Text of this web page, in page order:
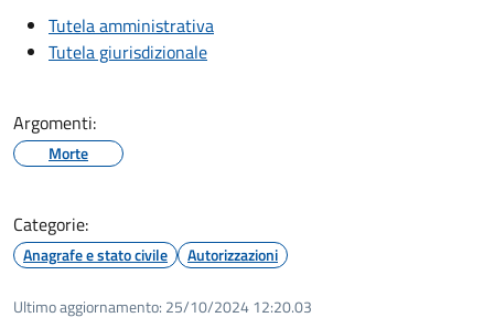
Tutela amministrativa
Tutela giurisdizionale
Argomenti:
Morte
Categorie:
Anagrafe e stato civile Autorizzazioni
Ultimo aggiornamento: 25/10/2024 12:20.03